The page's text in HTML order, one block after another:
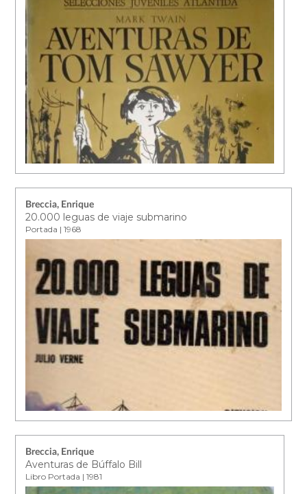
Breccia, Enrique
20.000 leguas de viaje submarino
Portada | 1968
Breccia, Enrique
Aventuras de Búffalo Bill
Libro Portada | 1981